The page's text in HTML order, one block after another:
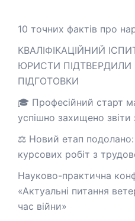
10 точних фактів про
КВАЛІФІКАЦІЙНИЙ
ЮРИСТИ ПІДТВЕРДИЛИ
ПІДГОТОВКИ
🎓 Професійний старт
успішно захищено
⚖️ Новий етап подолано:
курсових робіт з
Науково-практична
«Актуальні питання
час війни»